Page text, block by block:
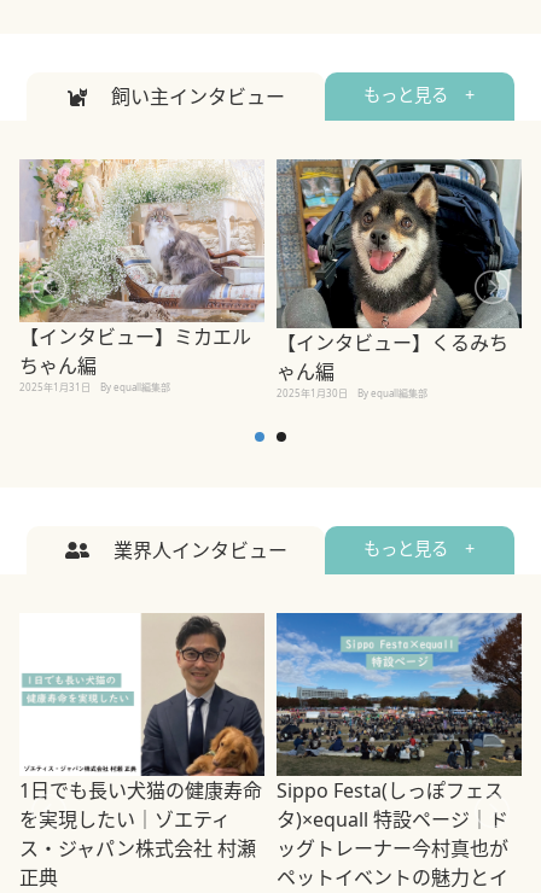
飼い主インタビュー もっと見る +
【インタビュー】ミカエル
ちゃん編
2025年1月31日 By equall編集部
【インタビュー】くるみち
ゃん編
2025年1月30日 By equall編集部
業界人インタビュー もっと見る +
1日でも長い犬猫の健康寿命
を実現したい｜ゾエティ
ス・ジャパン株式会社 村瀬
正典
Sippo Festa(しっぽフェス
タ)×equall 特設ページ｜ド
ッグトレーナー今村真也が
ペットイベントの魅力とイ